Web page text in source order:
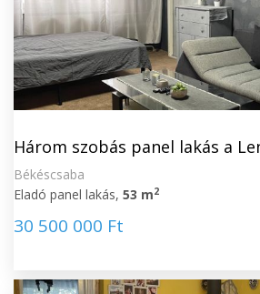
Három szobás panel lakás a
Békéscsaba
Eladó panel lakás, 53 m2
30 500 000 Ft